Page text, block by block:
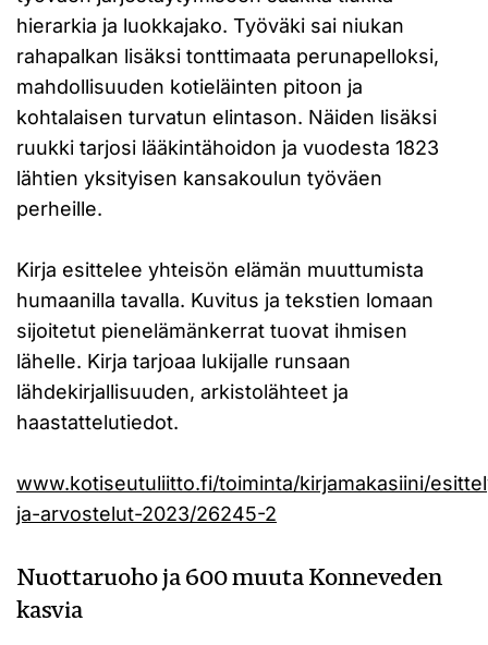
hierarkia ja luokkajako. Työväki sai niukan
rahapalkan lisäksi tonttimaata perunapelloksi,
mahdollisuuden kotieläinten pitoon ja
kohtalaisen turvatun elintason. Näiden lisäksi
ruukki tarjosi lääkintähoidon ja vuodesta 1823
lähtien yksityisen kansakoulun työväen
perheille.
Kirja esittelee yhteisön elämän muuttumista
humaanilla tavalla. Kuvitus ja tekstien lomaan
sijoitetut pienelämänkerrat tuovat ihmisen
lähelle. Kirja tarjoaa lukijalle runsaan
lähdekirjallisuuden, arkistolähteet ja
haastattelutiedot.
www.kotiseutuliitto.fi/toiminta/kirjamakasiini/
ja-arvostelut-2023/26245-2
Nuottaruoho ja 600 muuta Konneveden
kasvia